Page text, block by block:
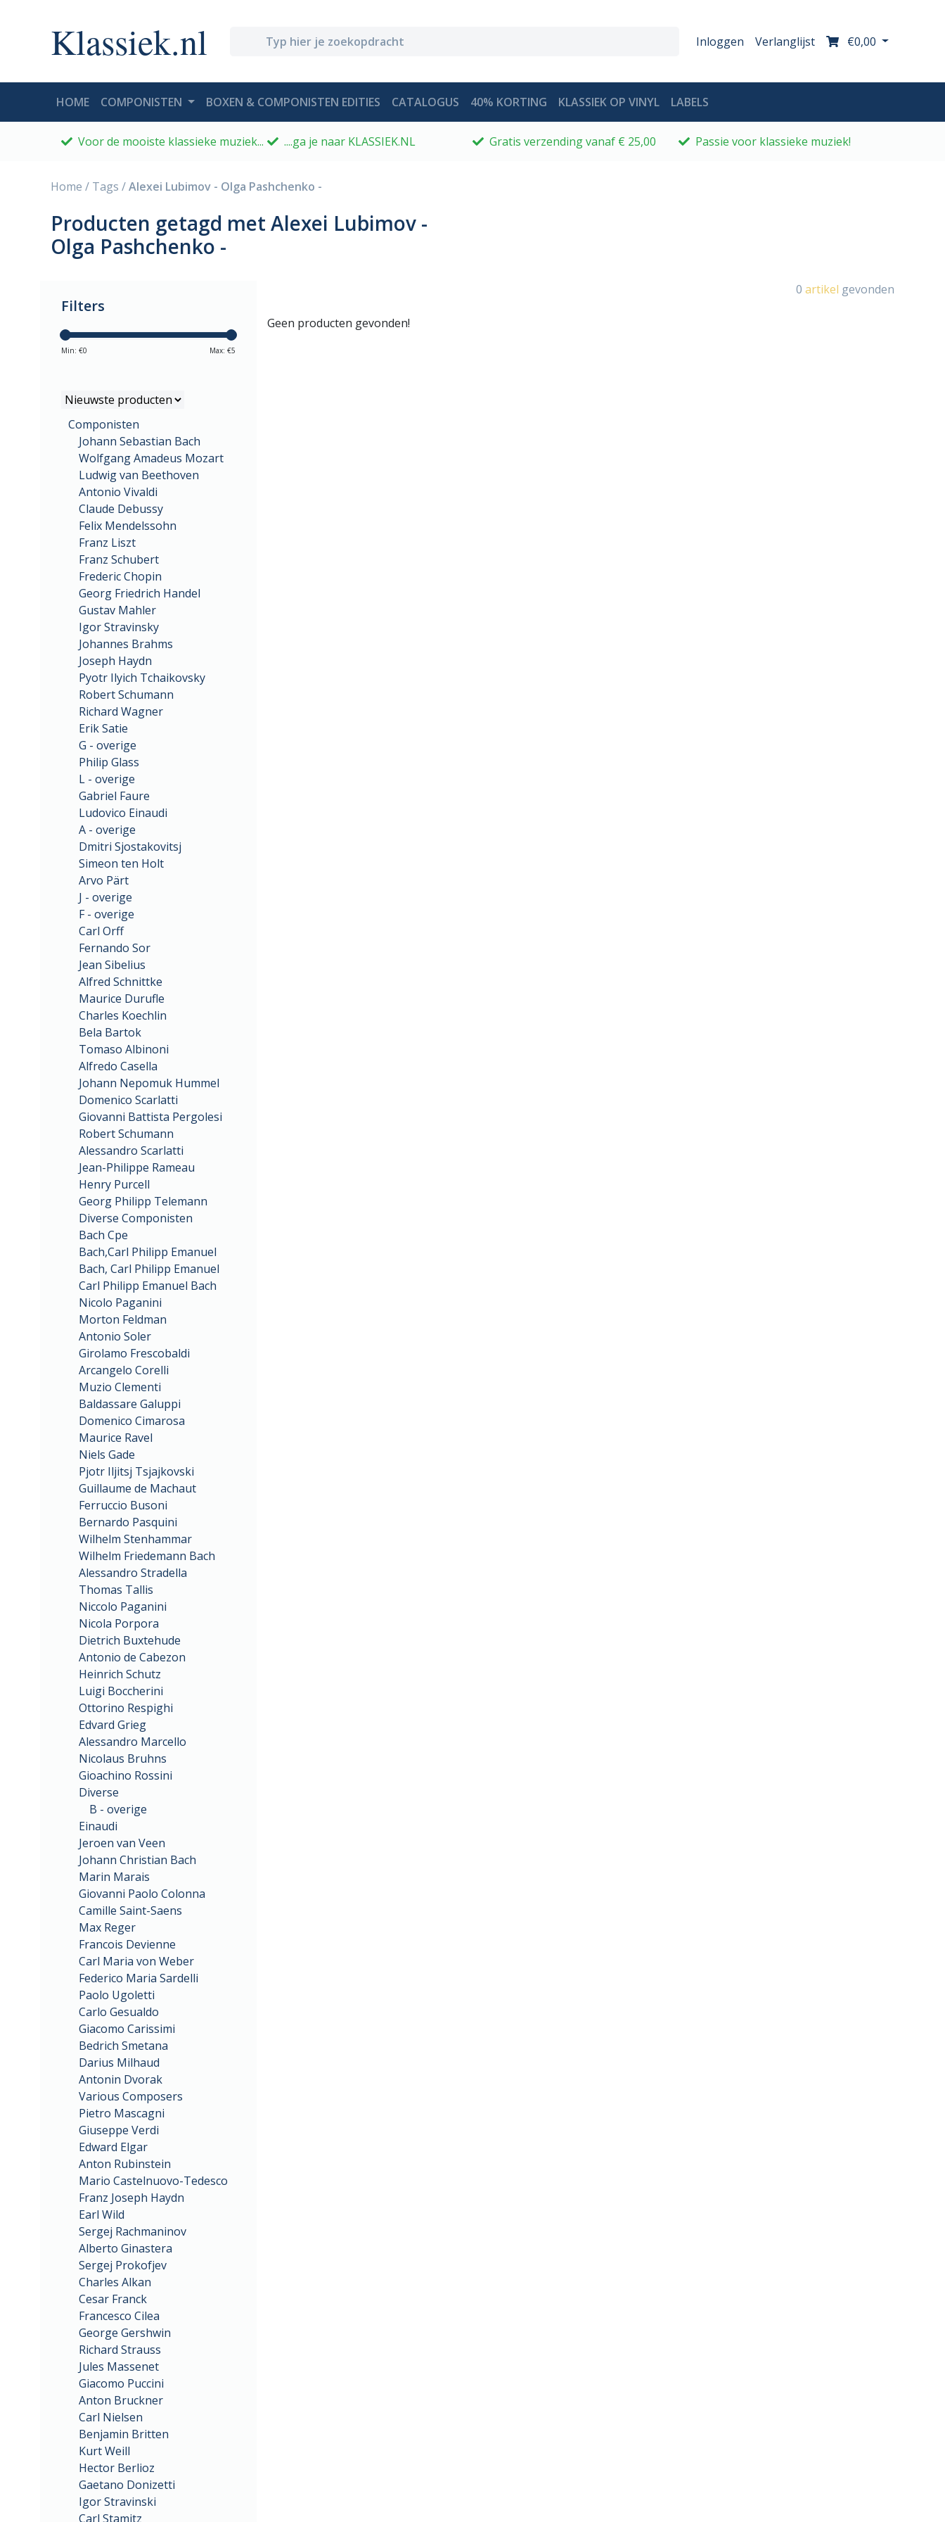
Klassiek.nl Inloggen Verlanglijst €0,00
HOME(CURRENT)
COMPONISTEN BOXEN & COMPONISTEN EDITIES CATALOGUS 40% KORTING KLASSIEK OP VINYL LABELS
Voor de mooiste klassieke muziek... ....ga je naar KLASSIEK.NL Gratis verzending vanaf € 25,00 Passie voor klassieke muziek!
Home / Tags /Alexei Lubimov - Olga Pashchenko -
Producten getagd met Alexei Lubimov -
Olga Pashchenko -
Filters
Min: €0 Max: €5
Componisten
Johann Sebastian Bach
Wolfgang Amadeus Mozart
Ludwig van Beethoven
Antonio Vivaldi
Claude Debussy
Felix Mendelssohn
Franz Liszt
Franz Schubert
Frederic Chopin
Georg Friedrich Handel
Gustav Mahler
Igor Stravinsky
Johannes Brahms
Joseph Haydn
Pyotr Ilyich Tchaikovsky
Robert Schumann
Richard Wagner
Erik Satie
G - overige
Philip Glass
L - overige
Gabriel Faure
Ludovico Einaudi
A - overige
Dmitri Sjostakovitsj
Simeon ten Holt
Arvo Pärt
J - overige
F - overige
Carl Orff
Fernando Sor
Jean Sibelius
Alfred Schnittke
Maurice Durufle
Charles Koechlin
Bela Bartok
Tomaso Albinoni
Alfredo Casella
Johann Nepomuk Hummel
Domenico Scarlatti
Giovanni Battista Pergolesi
Robert Schumann
Alessandro Scarlatti
Jean-Philippe Rameau
Henry Purcell
Georg Philipp Telemann
Diverse Componisten
Bach Cpe
Bach,Carl Philipp Emanuel
Bach, Carl Philipp Emanuel
Carl Philipp Emanuel Bach
Nicolo Paganini
Morton Feldman
Antonio Soler
Girolamo Frescobaldi
Arcangelo Corelli
Muzio Clementi
Baldassare Galuppi
Domenico Cimarosa
Maurice Ravel
Niels Gade
Pjotr Iljitsj Tsjajkovski
Guillaume de Machaut
Ferruccio Busoni
Bernardo Pasquini
Wilhelm Stenhammar
Wilhelm Friedemann Bach
Alessandro Stradella
Thomas Tallis
Niccolo Paganini
Nicola Porpora
Dietrich Buxtehude
Antonio de Cabezon
Heinrich Schutz
Luigi Boccherini
Ottorino Respighi
Edvard Grieg
Alessandro Marcello
Nicolaus Bruhns
Gioachino Rossini
Diverse
B - overige
Einaudi
Jeroen van Veen
Johann Christian Bach
Marin Marais
Giovanni Paolo Colonna
Camille Saint-Saens
Max Reger
Francois Devienne
Carl Maria von Weber
Federico Maria Sardelli
Paolo Ugoletti
Carlo Gesualdo
Giacomo Carissimi
Bedrich Smetana
Darius Milhaud
Antonin Dvorak
Various Composers
Pietro Mascagni
Giuseppe Verdi
Edward Elgar
Anton Rubinstein
Mario Castelnuovo-Tedesco
Franz Joseph Haydn
Earl Wild
Sergej Rachmaninov
Alberto Ginastera
Sergej Prokofjev
Charles Alkan
Cesar Franck
Francesco Cilea
George Gershwin
Richard Strauss
Jules Massenet
Giacomo Puccini
Anton Bruckner
Carl Nielsen
Benjamin Britten
Kurt Weill
Hector Berlioz
Gaetano Donizetti
Igor Stravinski
Carl Stamitz
0 artikel gevonden
Geen producten gevonden!